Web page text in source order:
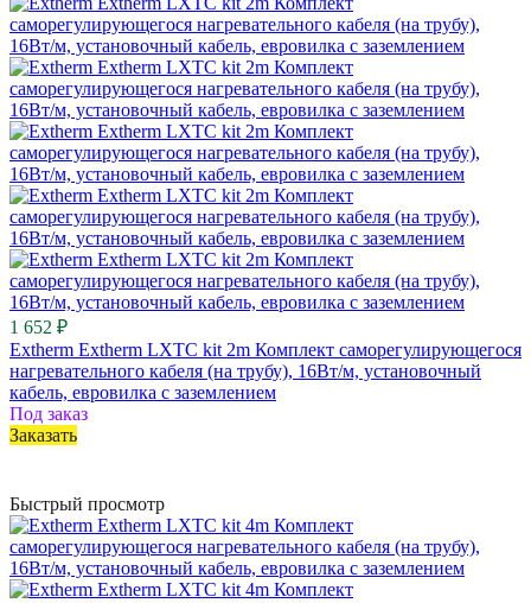
1 652 ₽
Extherm Extherm LXTC kit 2m Комплект саморегулирующегося
нагревательного кабеля (на трубу), 16Вт/м, установочный
кабель, евровилка с заземлением
Под заказ
Заказать
Быстрый просмотр